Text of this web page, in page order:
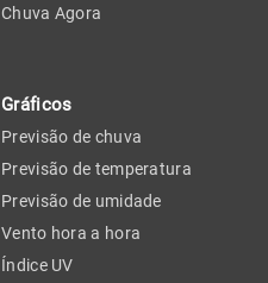
Chuva Agora
Gráficos
Previsão de chuva
Previsão de temperatura
Previsão de umidade
Vento hora a hora
Índice UV